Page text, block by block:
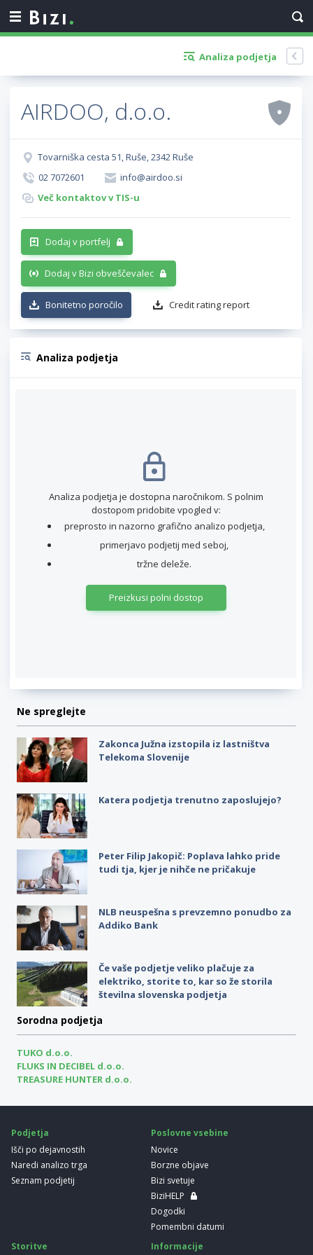
Analiza podjetja
AIRDOO, d.o.o.
Tovarniška cesta 51, Ruše, 2342 Ruše
02 7072601
info@airdoo.si
Več kontaktov v TIS-u
Dodaj v portfelj
Dodaj v Bizi obveščevalec
Bonitetno poročilo Credit rating report
Analiza podjetja
Analiza podjetja je dostopna naročnikom. S polnim
dostopom pridobite vpogled v:
preprosto in nazorno grafično analizo podjetja,
primerjavo podjetij med seboj,
tržne deleže.
Preizkusi polni dostop
Ne spreglejte
Zakonca Južna izstopila iz lastništva
Telekoma Slovenije
Katera podjetja trenutno zaposlujejo?
Peter Filip Jakopič: Poplava lahko pride
tudi tja, kjer je nihče ne pričakuje
NLB neuspešna s prevzemno ponudbo za
Addiko Bank
Če vaše podjetje veliko plačuje za
elektriko, storite to, kar so že storila
številna slovenska podjetja
Sorodna podjetja
TUKO d.o.o.
FLUKS IN DECIBEL d.o.o.
TREASURE HUNTER d.o.o.
Podjetja
Išči po dejavnostih
Naredi analizo trga
Seznam podjetij
Poslovne vsebine
Novice
Borzne objave
Bizi svetuje
BiziHELP
Dogodki
Pomembni datumi
Storitve
Informacije